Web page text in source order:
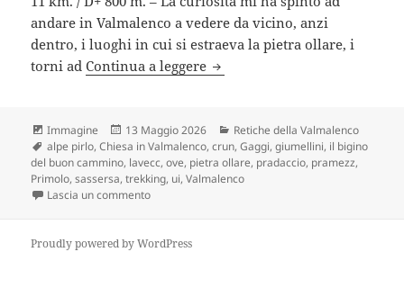
andare in Valmalenco a vedere da vicino, anzi
dentro, i luoghi in cui si estraeva la pietra ollare, i
torni adContinua a leggere TORNI E CAVE DI PIETRA
Formato
Immagine
Scritto
il
13 Maggio 2026 Categorie
Retiche della Valmalenco
Tag
alpe pirlo,Chiesa in Valmalenco,crun,Gaggi,giumellini, il bigino
del buon cammino, lavecc,ove, pietra ollare, pradaccio, pramezz,
Primolo,sassersa,trekking, ui,Valmalenco
Lascia un commentosu TORNI E CAVE DI PIETRA OLLARE DEL PIRLO
Proudly powered by WordPress